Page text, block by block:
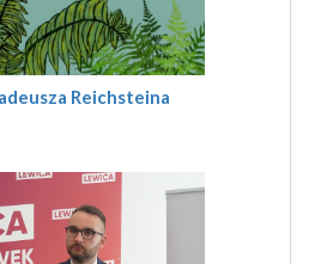
Reichsteina